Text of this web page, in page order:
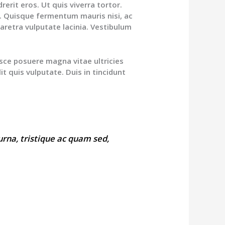
eros. Ut quis viverra tortor.
fermentum mauris nisi, ac
vulputate lacinia. Vestibulum
posuere magna vitae ultricies
quis vulputate. Duis in tincidunt
tristique ac quam sed,